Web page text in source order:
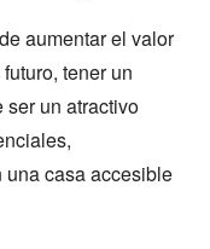
aumentar el valor
tener un
un atractivo
casa accesible